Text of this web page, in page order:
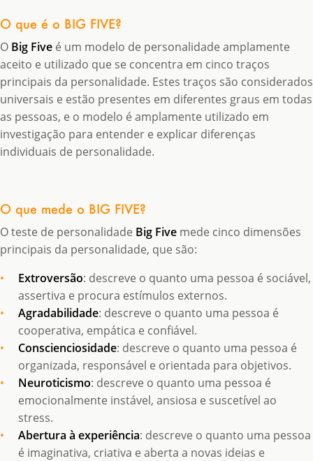
O que é o BIG FIVE?
O Big Five é um modelo de personalidade amplamente
aceito e utilizado que se concentra em cinco traços
principais da personalidade. Estes traços são considerados
universais e estão presentes em diferentes graus em todas
as pessoas, e o modelo é amplamente utilizado em
investigação para entender e explicar diferenças
individuais de personalidade.
O que mede o BIG FIVE?
O teste de personalidade Big Five mede cinco dimensões
principais da personalidade, que são:
Extroversão: descreve o quanto uma pessoa é sociável,
assertiva e procura estímulos externos.
Agradabilidade: descreve o quanto uma pessoa é
cooperativa, empática e confiável.
Conscienciosidade: descreve o quanto uma pessoa é
organizada, responsável e orientada para objetivos.
Neuroticismo: descreve o quanto uma pessoa é
emocionalmente instável, ansiosa e suscetível ao
stress.
Abertura à experiência: descreve o quanto uma pessoa
é imaginativa, criativa e aberta a novas ideias e